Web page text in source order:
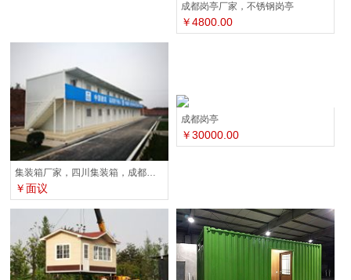
成都岗亭厂家，不锈钢岗亭
￥4800.00
集装箱厂家，四川集装箱，成都集装箱活动房
￥面议
成都岗亭
￥30000.00